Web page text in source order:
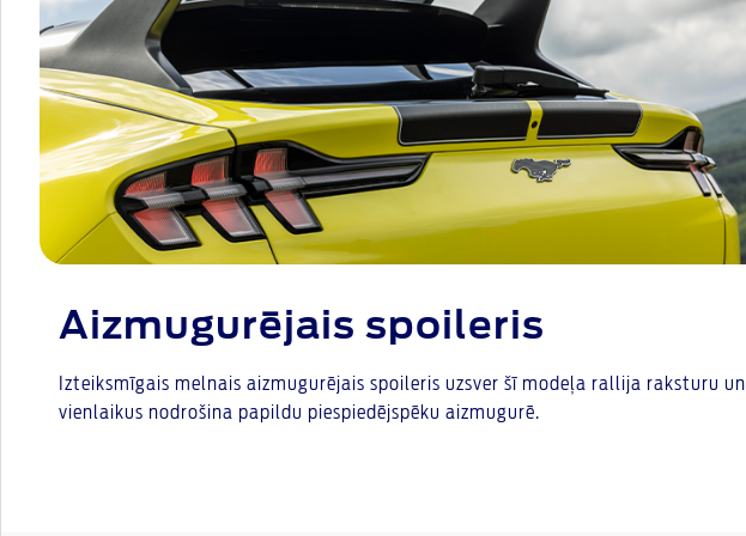
Aizmugurējais spoileris
Izteiksmīgais melnais aizmugurējais spoileris uzsver šī modeļa rallija raksturu un
vienlaikus nodrošina papildu piespiedējspēku aizmugurē.